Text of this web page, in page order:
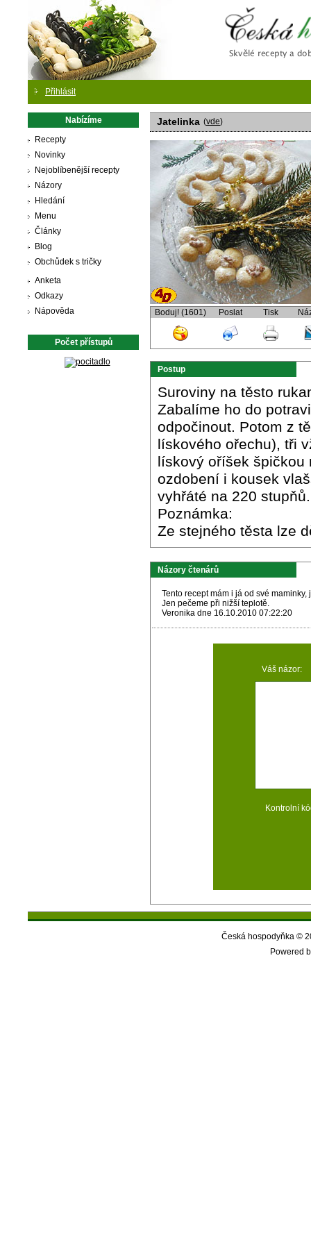
Přihlásit
Nabízíme
Recepty
Novinky
Nejoblíbenější recepty
Názory
Hledání
Menu
Články
Blog
Obchůdek s tričky
Anketa
Odkazy
Nápověda
Počet přístupů
Jatelinka (vde)
Boduj! (1601) Poslat Tisk
Postup
Suroviny na těsto
Zabalíme ho do
odpočinout. Potom z
lískového ořechu), tři
lískový oříšek špičkou
ozdobení i kousek
vyhřáté na 220 stupňů.
Poznámka:
Ze stejného těsta lze
Názory čtenárů
Tento recept mám i já od své
Jen pečeme při nižší teplotě.
Veronika dne 16.10.2010 07:22:20
Váš názor:
Kontrolní
Česká hospodyňka ©
Powered